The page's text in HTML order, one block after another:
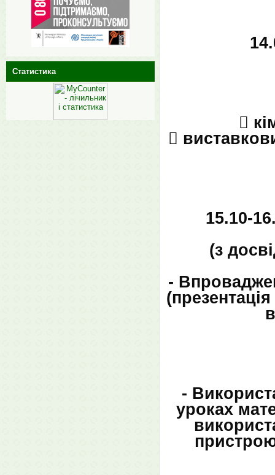


15.10-
(з
-
-
уроках
Статистика